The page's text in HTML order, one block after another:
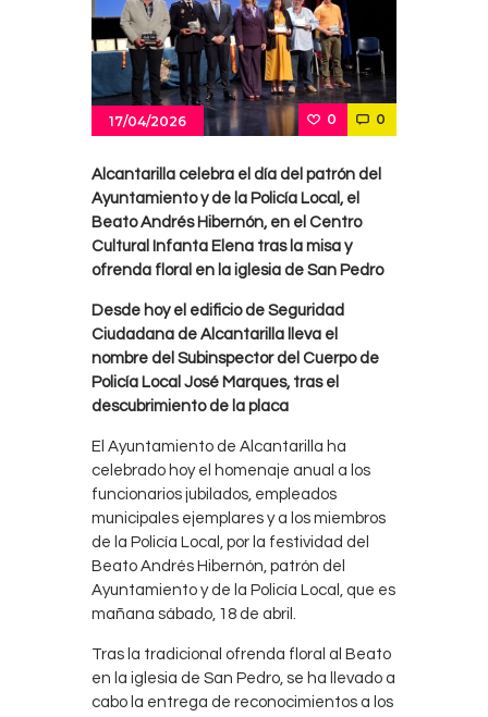
17/04/2026 0 0
Alcantarilla celebra el día del patrón del
Ayuntamiento y de la Policía Local, el
Beato Andrés Hibernón, en el Centro
Cultural Infanta Elena tras la misa y
ofrenda floral en la iglesia de San Pedro
Desde hoy el edificio de Seguridad
Ciudadana de Alcantarilla lleva el
nombre del Subinspector del Cuerpo de
Policía Local José Marques, tras el
descubrimiento de la placa
El Ayuntamiento de Alcantarilla ha
celebrado hoy el homenaje anual a los
funcionarios jubilados, empleados
municipales ejemplares y a los miembros
de la Policía Local, por la festividad del
Beato Andrés Hibernón, patrón del
Ayuntamiento y de la Policía Local, que es
mañana sábado, 18 de abril.
Tras la tradicional ofrenda floral al Beato
en la iglesia de San Pedro, se ha llevado a
cabo la entrega de reconocimientos a los